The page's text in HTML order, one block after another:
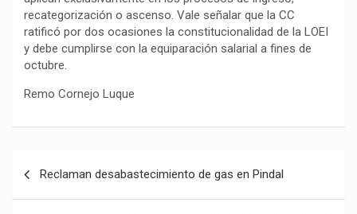
recategorización o ascenso. Vale señalar que la CC
ratificó por dos ocasiones la constitucionalidad de la LOEI
y debe cumplirse con la equiparación salarial a fines de
octubre.
Remo Cornejo Luque
Reclaman desabastecimiento de gas en Pindal